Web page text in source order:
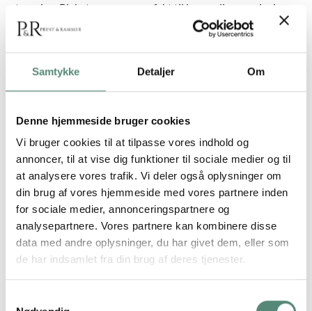
Samtykke Detaljer Om
Denne hjemmeside bruger cookies
Vi bruger cookies til at tilpasse vores indhold og
annoncer, til at vise dig funktioner til sociale medier og til
at analysere vores trafik. Vi deler også oplysninger om
din brug af vores hjemmeside med vores partnere inden
for sociale medier, annonceringspartnere og
analysepartnere. Vores partnere kan kombinere disse
data med andre oplysninger, du har givet dem, eller som
de har indsamlet fra din brug af deres tjenester.
stemning. Plakaten passer perfekt til lyse, rolige omgivelser
som soveværelse, stue eller sommerhus. Brug den alene for
et let udtryk eller kombiner den med Pastel Serenity No. 02
YDERLIGERE INFORMATION
STØRRELSE 29,7×42 cm, 42×59,4 cm, 50×70 cm
ANMELDELSER
FREMRAGENDE